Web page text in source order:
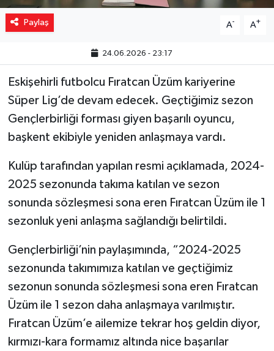
Paylaş A- A+
24.06.2026 - 23:17
Eskişehirli futbolcu Fıratcan Üzüm kariyerine
Süper Lig’de devam edecek. Geçtiğimiz sezon
Gençlerbirliği forması giyen başarılı oyuncu,
başkent ekibiyle yeniden anlaşmaya vardı.
Kulüp tarafından yapılan resmi açıklamada, 2024-
2025 sezonunda takıma katılan ve sezon
sonunda sözleşmesi sona eren Fıratcan Üzüm ile 1
sezonluk yeni anlaşma sağlandığı belirtildi.
Gençlerbirliği’nin paylaşımında, “2024-2025
sezonunda takımımıza katılan ve geçtiğimiz
sezonun sonunda sözleşmesi sona eren Fıratcan
Üzüm ile 1 sezon daha anlaşmaya varılmıştır.
Fıratcan Üzüm’e ailemize tekrar hoş geldin diyor,
kırmızı-kara formamız altında nice başarılar